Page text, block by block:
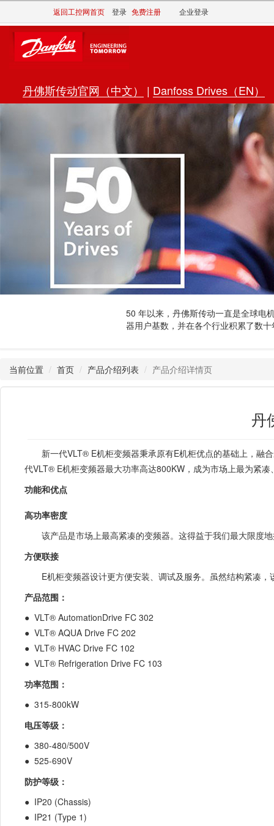
返回工控网首页 登录 免费注册 企业登录
丹佛斯传动官网（中文） | Danfoss Drives（EN）
50 年以来，丹佛斯传动一直是全球电
器用户基数，并在各个行业积累了数
当前位置 首页 产品介绍列表 产品介绍详情页
丹
新一代VLT® E机柜变频器秉承原有E机柜优点的基础上，融
代VLT® E机柜变频器最大功率高达800KW，成为市场上最为紧
功能和优点
高功率密度
该产品是市场上最高紧凑的变频器。这得益于我们最大限度
方便联接
E机柜变频器设计更方便安装、调试及服务。虽然结构紧凑，
产品范围：
● VLT® AutomationDrive FC 302
● VLT® AQUA Drive FC 202
● VLT® HVAC Drive FC 102
● VLT® Refrigeration Drive FC 103
功率范围：
● 315-800kW
电压等级：
● 380-480/500V
● 525-690V
防护等级：
● IP20 (Chassis)
● IP21 (Type 1)